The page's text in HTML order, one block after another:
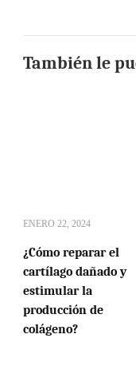
También le
ENERO 22, 2024
¿Cómo reparar el
cartílago dañado y
estimular la
producción de
colágeno?